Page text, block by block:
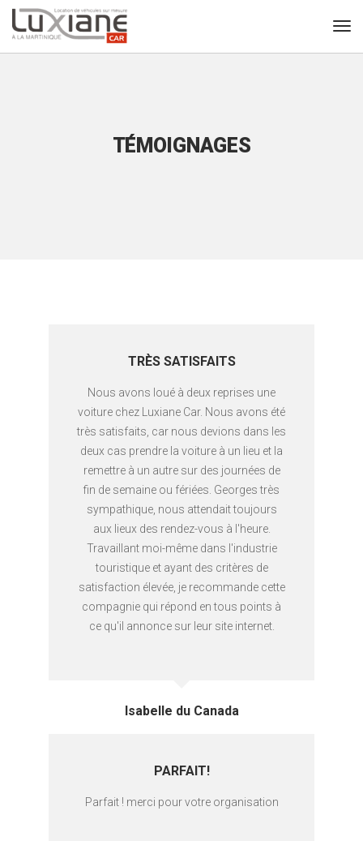
TÉMOIGNAGES
TRÈS SATISFAITS
Nous avons loué à deux reprises une
voiture chez Luxiane Car. Nous avons été
très satisfaits, car nous devions dans les
deux cas prendre la voiture à un lieu et la
remettre à un autre sur des journées de
fin de semaine ou fériées. Georges très
sympathique, nous attendait toujours
aux lieux des rendez-vous à l'heure.
Travaillant moi-même dans l'industrie
touristique et ayant des critères de
satisfaction élevée, je recommande cette
compagnie qui répond en tous points à
ce qu'il annonce sur leur site internet.
Isabelle du Canada
PARFAIT!
Parfait ! merci pour votre organisation